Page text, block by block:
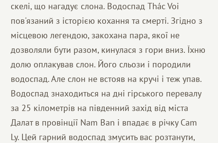
скелі, що нагадує слона. Водоспад Thác Voi
пов'язаний з історією кохання та смерті. Згідно з
місцевою легендою, закохана пара, якої не
дозволяли бути разом, кинулася з гори вниз. Їхню
долю оплакував слон. Його сльози і породили
водоспад. Але слон не встояв на кручі і теж упав.
Водоспад знаходиться на дні гірського перевалу
за 25 кілометрів на південний захід від міста
Далат в провінції Nam Ban і впадає в річку Cam
Ly. Цей гарний водоспад змусить вас розтанути,